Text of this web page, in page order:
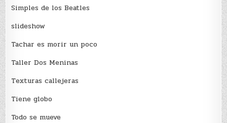
Simples de los Beatles
slideshow
Tachar es morir un poco
Taller Dos Meninas
Texturas callejeras
Tiene globo
Todo se mueve